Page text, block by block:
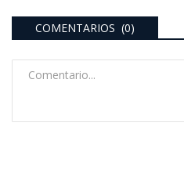
COMENTARIOS (0)